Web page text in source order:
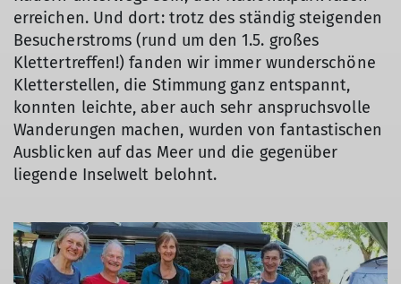
erreichen. Und dort: trotz des ständig steigenden
Besucherstroms (rund um den 1.5. großes
Klettertreffen!) fanden wir immer wunderschöne
Kletterstellen, die Stimmung ganz entspannt,
konnten leichte, aber auch sehr anspruchsvolle
Wanderungen machen, wurden von fantastischen
Ausblicken auf das Meer und die gegenüber
liegende Inselwelt belohnt.